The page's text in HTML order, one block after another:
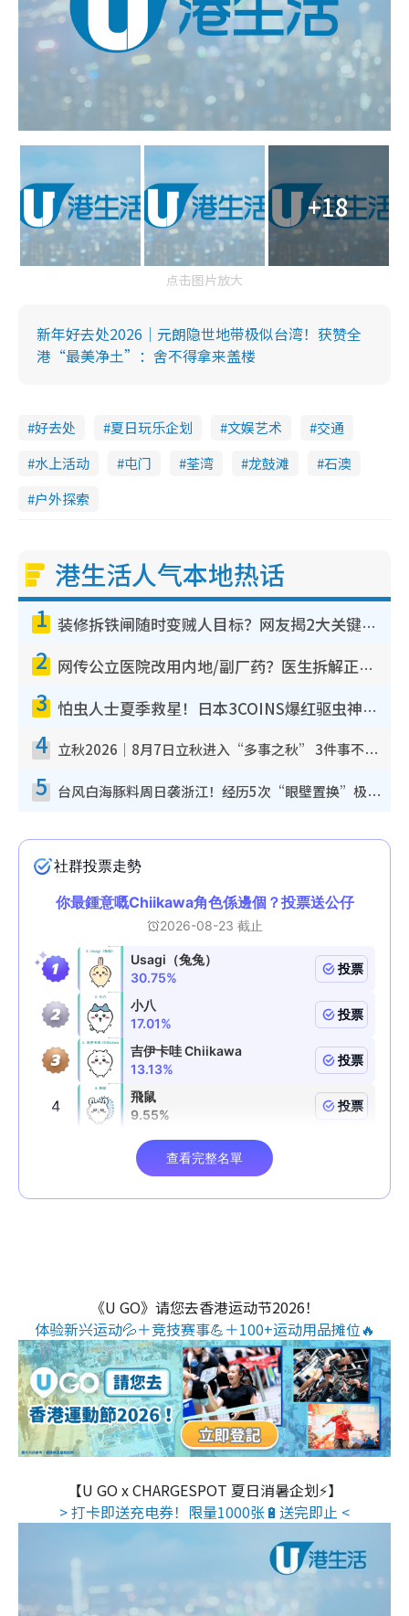
+18
点击图片放大
新年好去处2026｜元朗隐世地带极似台湾！获赞全
港“最美净土”：舍不得拿来盖楼
好去处 夏日玩乐企划 文娱艺术
交通
水上活动
屯门 荃湾 龙鼓滩
石澳
户外探索
港生活人气本地热话
1 装修拆铁闸随时变贼人目标？网友揭2大关键用途：装新款等于白装？附新旧铁闸分别
2 网传公立医院改用内地/副厂药？医生拆解正副厂分别，揭4类人换药随时出事
3 怕虫人士夏季救星！日本3COINS爆红驱虫神器$45起 1招“全程免触碰”轻松搞定小强
4 立秋2026｜8月7日立秋进入“多事之秋” 3件事不可做！专家教6招开运 清杂物／钱包纳气接好运
5 台风白海豚料周日袭浙江！经历5次“眼壁置换”极罕见 成登陆内地最长途台风
《U GO》请您去香港运动节2026！
体验新兴运动💦＋竞技赛事💪＋100+运动用品摊位🔥
【U GO x CHARGESPOT 夏日消暑企划⚡】
> 打卡即送充电券！限量1000张🔋送完即止 <